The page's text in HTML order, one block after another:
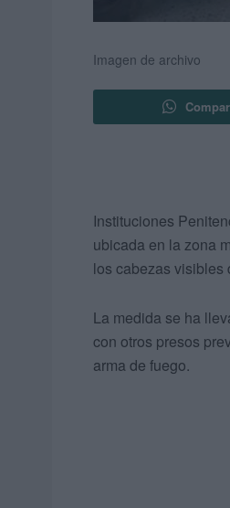
Imagen de archivo
Instituciones
ubicada en la zona
los cabezas visibles
La medida se ha
con otros presos
arma de fuego.